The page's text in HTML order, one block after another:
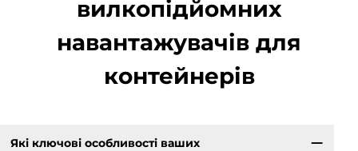
вилкопідйомних
навантажувачів для
контейнерів
Які ключові особливості ваших